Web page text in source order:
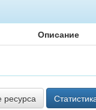
Описание
ресурса